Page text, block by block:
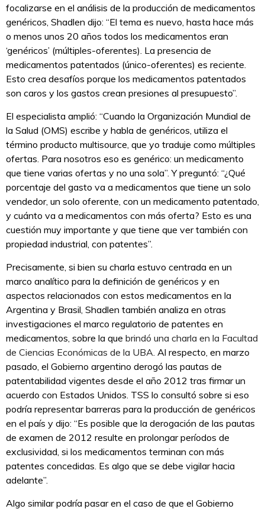
focalizarse en el análisis de la producción de medicamentos
genéricos, Shadlen dijo: “El tema es nuevo, hasta hace más
o menos unos 20 años todos los medicamentos eran
‘genéricos’ (múltiples-oferentes). La presencia de
medicamentos patentados (único-oferentes) es reciente.
Esto crea desafíos porque los medicamentos patentados
son caros y los gastos crean presiones al presupuesto”.
El especialista amplió: “Cuando la Organización Mundial de
la Salud (OMS) escribe y habla de genéricos, utiliza el
término producto multisource, que yo traduje como múltiples
ofertas. Para nosotros eso es genérico: un medicamento
que tiene varias ofertas y no una sola”. Y preguntó: “¿Qué
porcentaje del gasto va a medicamentos que tiene un solo
vendedor, un solo oferente, con un medicamento patentado,
y cuánto va a medicamentos con más oferta? Esto es una
cuestión muy importante y que tiene que ver también con
propiedad industrial, con patentes”.
Precisamente, si bien su charla estuvo centrada en un
marco analítico para la definición de genéricos y en
aspectos relacionados con estos medicamentos en la
Argentina y Brasil, Shadlen también analiza en otras
investigaciones el marco regulatorio de patentes en
medicamentos, sobre la que brindó una charla en la Facultad
de Ciencias Económicas de la UBA . Al respecto, en marzo
pasado, el Gobierno argentino derogó las pautas de
patentabilidad vigentes desde el año 2012 tras firmar un
acuerdo con Estados Unidos. TSS lo consultó sobre si eso
podría representar barreras para la producción de genéricos
en el país y dijo: “Es posible que la derogación de las pautas
de examen de 2012 resulte en prolongar períodos de
exclusividad, si los medicamentos terminan con más
patentes concedidas. Es algo que se debe vigilar hacia
adelante”.
Algo similar podría pasar en el caso de que el Gobierno